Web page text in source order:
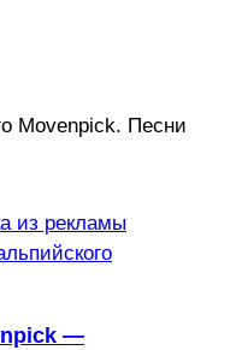
Movenpick. Песни
—